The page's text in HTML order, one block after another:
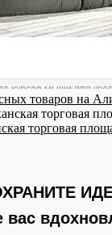
товаров на
торговая
вас